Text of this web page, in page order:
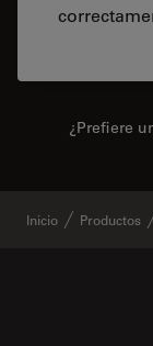
¿Prefiere
Inicio Productos